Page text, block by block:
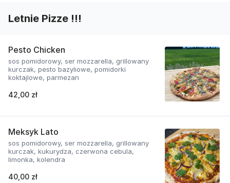
Letnie Pizze !!!
Pesto Chicken
sos pomidorowy, ser mozzarella, grillowany
kurczak, pesto bazyliowe, pomidorki
koktajlowe, parmezan
42,00 zł
Meksyk Lato
sos pomidorowy, ser mozzarella, grillowany
kurczak, kukurydza, czerwona cebula,
limonka, kolendra
40,00 zł